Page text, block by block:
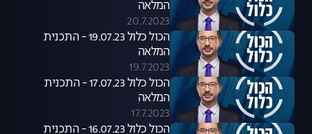
המלאה
20.7.2023
הכול כלול 19.07.23 - התכנית
המלאה
19.7.2023
הכול כלול 17.07.23 - התכנית
המלאה
17.7.2023
הכול כלול 16.07.23 - התכנית